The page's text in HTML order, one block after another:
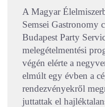
A Magyar
Semsei Gastronomy
Budapest Party
melegételmentési
végén elérte a
elmúlt egy évben a
rendezvényekről
juttattak el